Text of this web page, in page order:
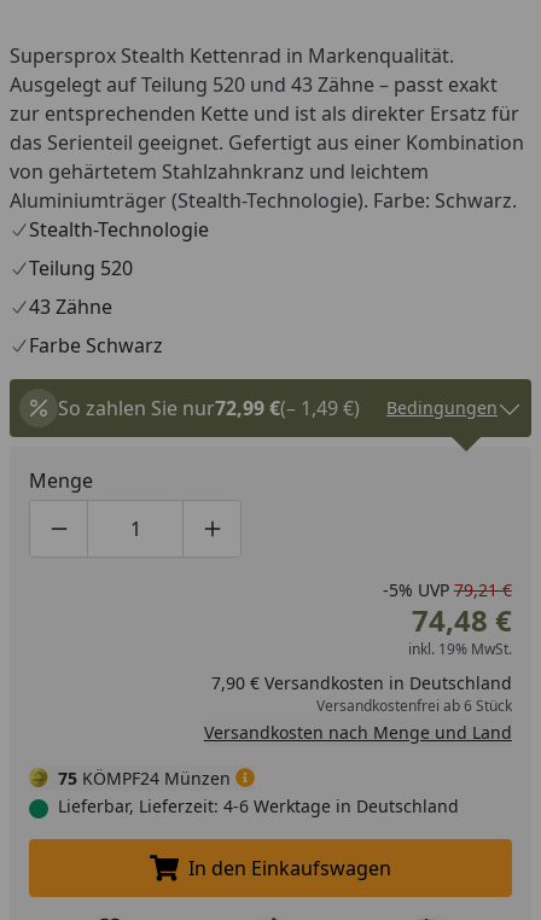
Supersprox Stealth Kettenrad in Markenqualität.
Ausgelegt auf Teilung 520 und 43 Zähne – passt exakt
zur entsprechenden Kette und ist als direkter Ersatz für
das Serienteil geeignet. Gefertigt aus einer Kombination
von gehärtetem Stahlzahnkranz und leichtem
Aluminiumträger (Stealth-Technologie). Farbe: Schwarz.
Stealth-Technologie
Teilung 520
43 Zähne
Farbe Schwarz
So zahlen Sie nur72,99 €(– 1,49 €) Bedingungen
Menge
Produktmenge um eins verringern
Produktmenge manuell eingeben
Produktmenge um eins erhöhen
-5% UVP 79,21 €
74,48 €
inkl. 19% MwSt.
7,90 € Versandkosten in Deutschland
Versandkostenfrei ab 6 Stück
Versandkosten nach Menge und Land
75 KÖMPF24 Münzen
Lieferbar, Lieferzeit: 4-6 Werktage in Deutschland
In den Einkaufswagen legen
In den Einkaufswagen